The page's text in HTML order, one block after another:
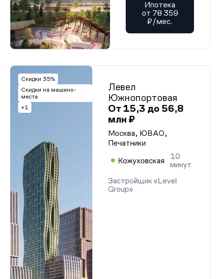
Ипотека
от 78 359
₽/мес.
Скидки 35%
Скидки на машино-
места
+1
Левел
Южнопортовая
От 15,3 до 56,8
млн ₽
Москва, ЮВАО,
Печатники
Кожуховская
10
минут
Застройщик «Level
Group»